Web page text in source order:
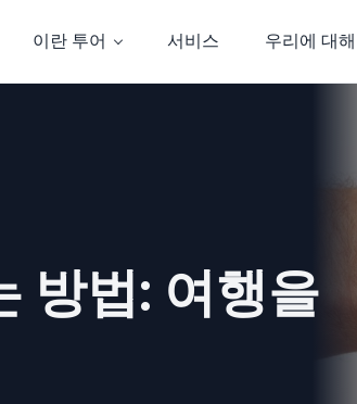
이란 투어 서비스 우리에 대해
방법: 여행을